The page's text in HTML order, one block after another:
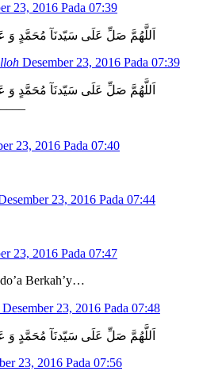
23, 2016 Pada 07:39
اَللَّهُمَّ صَلِّ عَلَى سَيّدنَآ مُحَمَّدٍ وَ
Desember 23, 2016 Pada 07:39
اَللَّهُمَّ صَلِّ عَلَى سَيّدنَآ مُحَمَّدٍ وَ
23, 2016 Pada 07:40
23, 2016 Pada 07:44
23, 2016 Pada 07:47
Berkah’y…
Desember 23, 2016 Pada 07:48
اَللَّهُمَّ صَلِّ عَلَى سَيّدنَآ مُحَمَّدٍ وَ
23, 2016 Pada 07:56